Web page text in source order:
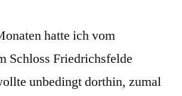
hatte ich vom
Schloss Friedrichsfelde
unbedingt dorthin, zumal